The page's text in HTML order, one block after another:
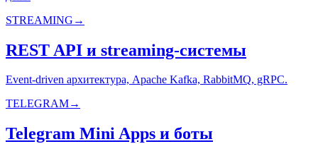
STREAMING →
REST API и streaming-системы
Event-driven архитектура, Apache Kafka, RabbitMQ, gRPC.
TELEGRAM→
Telegram Mini Apps и боты